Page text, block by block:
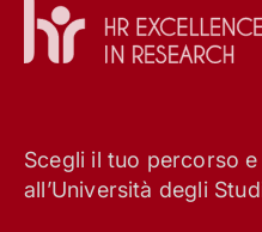
Scegli il tuo percorso
all’Università degli